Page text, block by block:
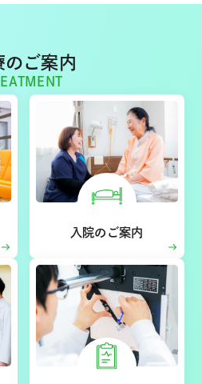
のご案内
入院のご案内